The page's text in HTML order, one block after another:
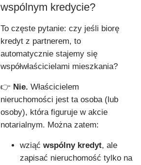
wspólnym kredycie?
To częste pytanie: czy jeśli biorę
kredyt z partnerem, to
automatycznie stajemy się
współwłaścicielami mieszkania?
👉 Nie. Właścicielem
nieruchomości jest ta osoba (lub
osoby), która figuruje w akcie
notarialnym. Można zatem:
wziąć wspólny kredyt, ale
zapisać nieruchomość tylko na